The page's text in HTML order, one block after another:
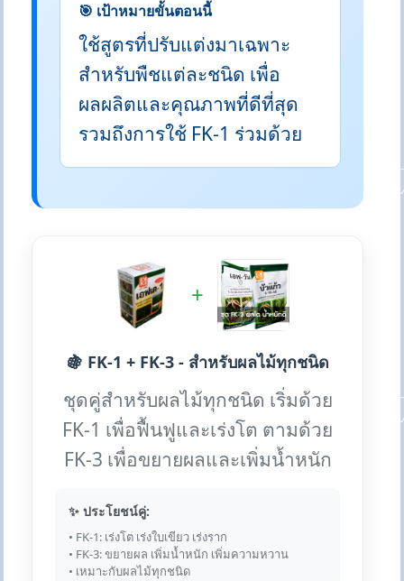
🎯 เป้าหมายขั้นตอนนี้
ใช้สูตรที่ปรับแต่งมาเฉพาะ
สำหรับพืชแต่ละชนิด เพื่อ
ผลผลิตและคุณภาพที่ดีที่สุด
รวมถึงการใช้ FK-1 ร่วมด้วย
+
🍇 FK-1 + FK-3 - สำหรับผลไม้ทุกชนิด
ชุดคู่สำหรับผลไม้ทุกชนิด เริ่มด้วย
FK-1 เพื่อฟื้นฟูและเร่งโต ตามด้วย
FK-3 เพื่อขยายผลและเพิ่มน้ำหนัก
✨ ประโยชน์คู่:
• FK-1: เร่งโต เร่งใบเขียว เร่งราก
• FK-3: ขยายผล เพิ่มน้ำหนัก เพิ่มความหวาน
• เหมาะกับผลไม้ทุกชนิด